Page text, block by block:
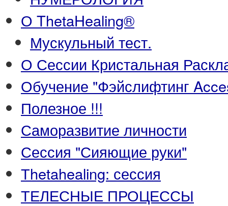
О ThetaHealing®
Мускульный тест.
О Сессии Кристальная
Обучение "Фэйслифтинг
Полезное !!!
Саморазвитие личности
Сессия "Сияющие руки"
Тhetahealing: сессия
ТЕЛЕСНЫЕ ПРОЦЕССЫ